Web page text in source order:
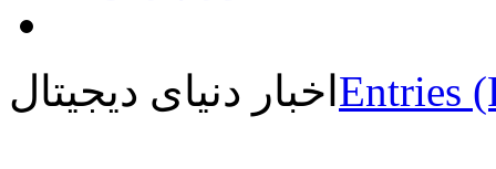
اخبار دنیای دیجیتال Entries